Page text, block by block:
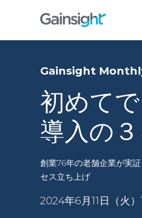
Gainsight
初めて
導入の
創業76年の老舗企業が実
セス立ち上げ
2024年6月11日（火